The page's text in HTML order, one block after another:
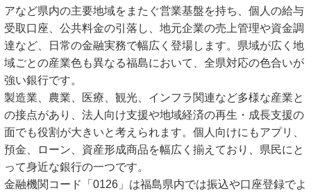
アなど県内の主要地域をまたぐ営業基盤を持ち、個人の給与
受取口座、公共料金の引落し、地元企業の売上管理や資金調
達など、日常の金融実務で幅広く登場します。県域が広く地
域ごとの産業色も異なる福島において、全県対応の色合いが
強い銀行です。
製造業、農業、医療、観光、インフラ関連など多様な産業と
の接点があり、法人向け支援や地域経済の再生・成長支援の
面でも役割が大きいと考えられます。個人向けにもアプリ、
預金、ローン、資産形成商品を幅広く揃えており、県民にと
って身近な銀行の一つです。
金融機関コード「0126」は福島県内では振込や口座登録でよ